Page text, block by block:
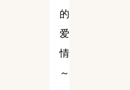
的
爱
情
～